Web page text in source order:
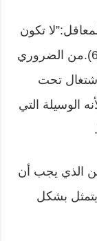
تكون
فعالة إلا إذا توفرت على جنود ملائمين”(6).من الضروري
تحت
الوسيلة التي
الذي يجب أن
بشكل